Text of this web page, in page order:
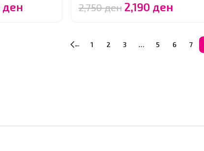
ден 2,750ден 2,190 ден
← 1 2 3 … 5 6 7